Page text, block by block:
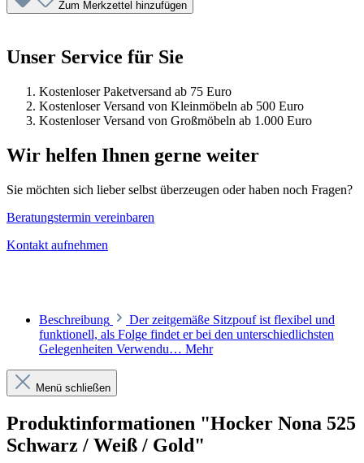
Zum Merkzettel hinzufügen
Unser Service für Sie
Kostenloser Paketversand ab 75 Euro
Kostenloser Versand von Kleinmöbeln ab 500 Euro
Kostenloser Versand von Großmöbeln ab 1.000 Euro
Wir helfen Ihnen gerne weiter
Sie möchten sich lieber selbst überzeugen oder haben noch Fragen?
Beratungstermin vereinbaren
Kontakt aufnehmen
Beschreibung
Der zeitgemäße Sitzpouf ist flexibel und
funktionell, als Folge findet er bei den unterschiedlichsten
Gelegenheiten Verwendu… Mehr
Menü schließen
Produktinformationen "Hocker Nona 525
Schwarz / Weiß / Gold"